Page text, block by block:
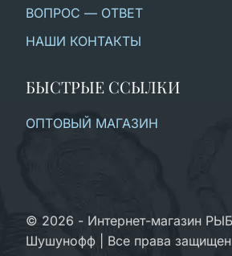
ВОПРОС — ОТВЕТ
НАШИ КОНТАКТЫ
БЫСТРЫЕ ССЫЛКИ
ОПТОВЫЙ МАГАЗИН
© 2026 - Интернет-магазин
Шушунофф | Все права